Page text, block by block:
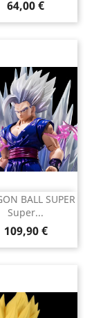
Prix
64,00 €
BALL SUPER
Super...
Prix
109,90 €